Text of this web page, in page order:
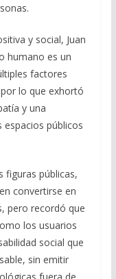
y social, Juan
humano es un
factores
lo que exhortó
y una
públicos
figuras públicas,
convertirse en
pero recordó que
los usuarios
social que
sin emitir
fuera de